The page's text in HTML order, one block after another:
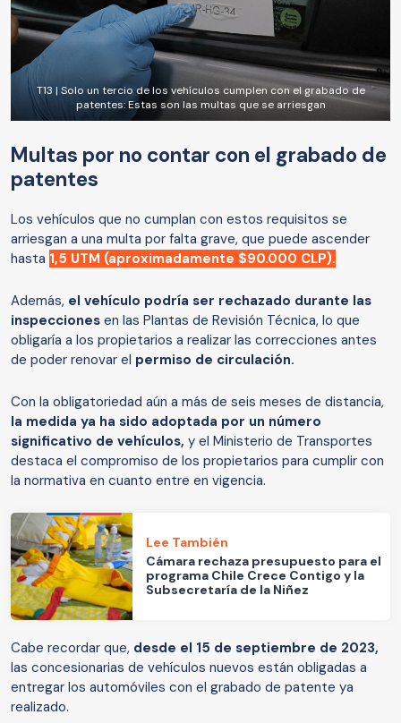
T13 | Solo un tercio de los vehículos cumplen con el grabado de
patentes: Estas son las multas que se arriesgan
Multas por no contar con el grabado de
patentes
Los vehículos que no cumplan con estos requisitos se
arriesgan a una multa por falta grave, que puede ascender
hasta 1,5 UTM (aproximadamente $90.000 CLP).
Además, el vehículo podría ser rechazado durante las
inspecciones en las Plantas de Revisión Técnica, lo que
obligaría a los propietarios a realizar las correcciones antes
de poder renovar el permiso de circulación.
Con la obligatoriedad aún a más de seis meses de distancia,
la medida ya ha sido adoptada por un número
significativo de vehículos, y el Ministerio de Transportes
destaca el compromiso de los propietarios para cumplir con
la normativa en cuanto entre en vigencia.
Lee También
Cámara rechaza presupuesto para el
programa Chile Crece Contigo y la
Subsecretaría de la Niñez
Cabe recordar que, desde el 15 de septiembre de 2023,
las concesionarias de vehículos nuevos están obligadas a
entregar los automóviles con el grabado de patente ya
realizado.